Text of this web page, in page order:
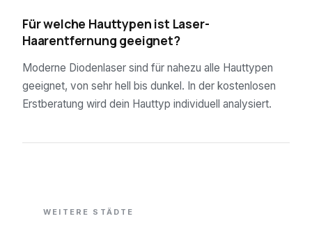
Für welche Hauttypen ist Laser-
Haarentfernung geeignet?
Moderne Diodenlaser sind für nahezu alle Hauttypen
geeignet, von sehr hell bis dunkel. In der kostenlosen
Erstberatung wird dein Hauttyp individuell analysiert.
WEITERE STÄDTE